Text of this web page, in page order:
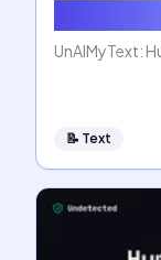
UnAIMyText:
📝 Text